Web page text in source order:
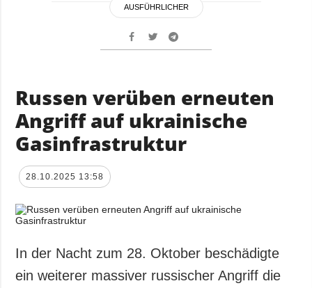
AUSFÜHRLICHER
Russen verüben erneuten
Angriff auf ukrainische
Gasinfrastruktur
28.10.2025 13:58
In der Nacht zum 28. Oktober beschädigte
ein weiterer massiver russischer Angriff die